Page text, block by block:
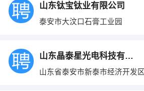
山东钛宝钛业有限公司
泰安市大汶口石膏工业园
山东晶泰星光电科技有限公司
山东省泰安市新泰市经济开发区